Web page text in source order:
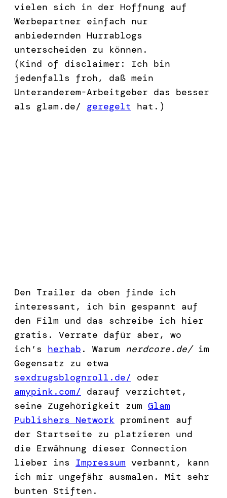
vielen sich in der Hoffnung auf
Werbepartner einfach nur
anbiedernden Hurrablogs
unterscheiden zu können.
(Kind of disclaimer: Ich bin
jedenfalls froh, daß mein
Unteranderem-Arbeitgeber das besser
als glam.de/ geregelt hat.)
Den Trailer da oben finde ich
interessant, ich bin gespannt auf
den Film und das schreibe ich hier
gratis. Verrate dafür aber, wo
ich’s herhab . Warum nerdcore.de/im
Gegensatz zu etwa
sexdrugsblognroll.de/ oder
amypink.com/ darauf verzichtet,
seine Zugehörigkeit zum Glam
Publishers Network prominent auf
der Startseite zu platzieren und
die Erwähnung dieser Connection
lieber ins Impressum verbannt, kann
ich mir ungefähr ausmalen. Mit sehr
bunten Stiften.